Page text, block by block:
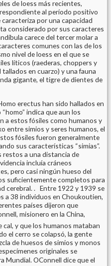
de loess más recientes,
al período positivo
por una capacidad
considerado por sus caracteres
carece del tercer molar a
comunes con las de los
nivel de loess en el que se
líticos (raederas, choppers y
en cuarzo) y una fauna
gigante, el tigre de dientes de
erectus han sido hallados en
indica que aun los
a estos fósiles como humanos y
entre simios y seres humanos, el
fósiles fueron generalmente
sus características “simias”.
a una distancia de
incluía cráneos
pero casi ningún hueso del
suficientemente completos para
cerebral. . Entre 1922 y 1939 se
a 38 individuos en Choukoutien,
países dijeron que
misionero en la China,
cal, y que los humanos mataban
el cerro se colapsó, la gente
de huesos de simios y monos
originales se
OConnell dice que el